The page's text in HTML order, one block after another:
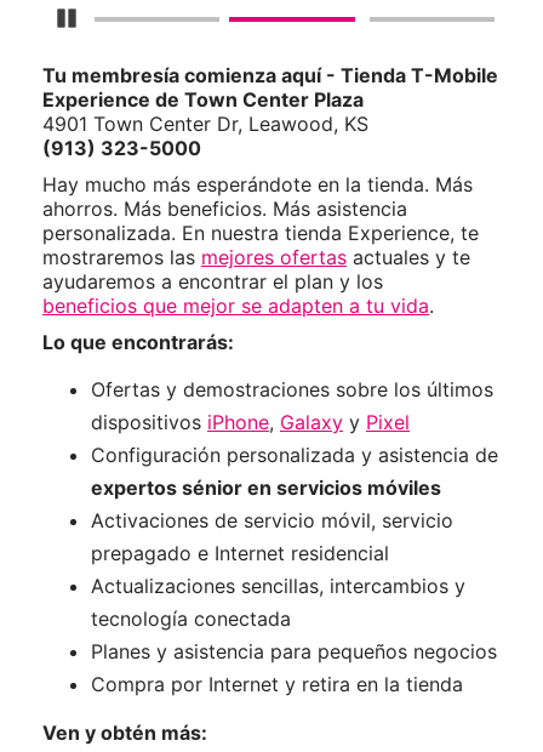
Detener carrusel
Tu membresía comienza aquí - Tienda T-Mobile
Experience de Town Center Plaza
4901 Town Center Dr, Leawood, KS
(913) 323-5000
Hay mucho más esperándote en la tienda. Más
ahorros. Más beneficios. Más asistencia
personalizada. En nuestra tienda Experience, te
mostraremos las mejores ofertas actuales y te
ayudaremos a encontrar el plan y los
beneficios que mejor se adapten a tu vida.
Lo que encontrarás:
Ofertas y demostraciones sobre los últimos
dispositivos iPhone, Galaxy y Pixel
Configuración personalizada y asistencia de
expertos sénior en servicios móviles
Activaciones de servicio móvil, servicio
prepagado e Internet residencial
Actualizaciones sencillas, intercambios y
tecnología conectada
Planes y asistencia para pequeños negocios
Compra por Internet y retira en la tienda
Ven y obtén más: